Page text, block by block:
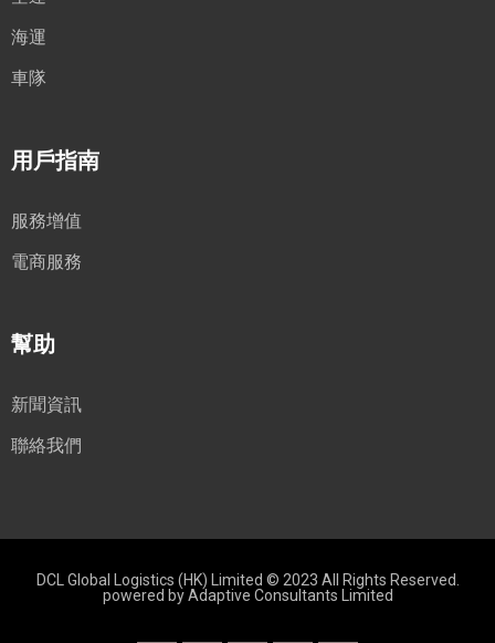
海運
車隊
用戶指南
服務增值
電商服務
幫助
新聞資訊
聯絡我們
DCL Global Logistics (HK) Limited © 2023 All Rights Reserved.
powered byAdaptive Consultants Limited